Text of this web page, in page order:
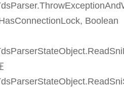
Boolean